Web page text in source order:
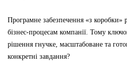
Програмне забезпечення «з коробки»
бізнес-процесам компанії. Тому
рішення гнучке, масштабоване та
конкретні завдання?